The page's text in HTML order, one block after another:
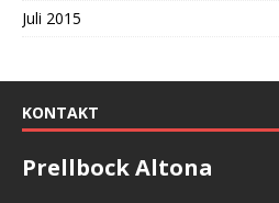
Juli 2015
KONTAKT
Prellbock Altona